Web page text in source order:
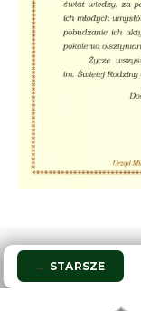
Nawigacja
wpisu
← STARSZE